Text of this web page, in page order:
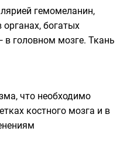
гемомеланин,
богатых
головном мозге. Ткань
что необходимо
костного мозга и в